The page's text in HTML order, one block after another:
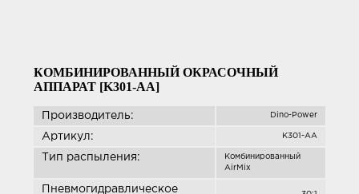
КОМБИНИРОВАННЫЙ ОКРАСОЧНЫЙ
АППАРАТ [K301-AA]
Производитель: Dino-Power
Артикул: K301-AA
Тип распыления:
Комбинированный
AirMix
Пневмогидравлическое